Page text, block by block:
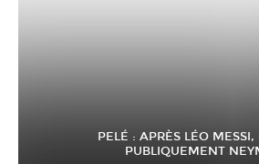
PELÉ : APRÈS LÉO MESSI,
PUBLIQUEMENT